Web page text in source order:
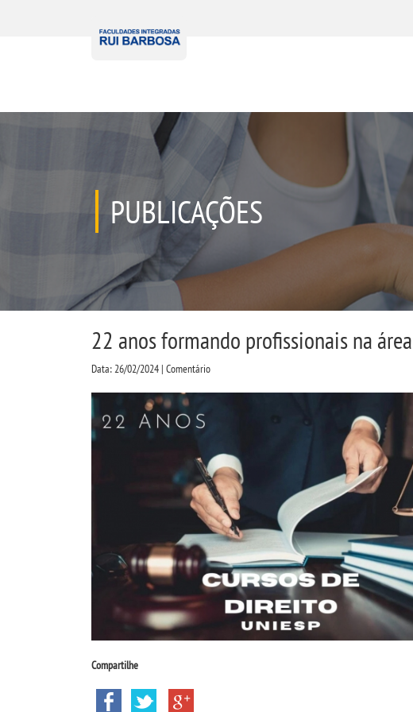
PUBLICAÇÕES
22 anos formando profissionais na
Data: 26/02/2024 | Comentário
Compartilhe